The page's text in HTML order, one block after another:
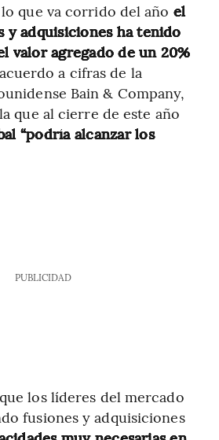
que va corrido del año el
y adquisiciones ha tenido
valor agregado de un 20%
a cifras de la
Bain & Company,
que al cierre de este año
“podría alcanzar los
PUBLICIDAD
los líderes del mercado
fusiones y adquisiciones